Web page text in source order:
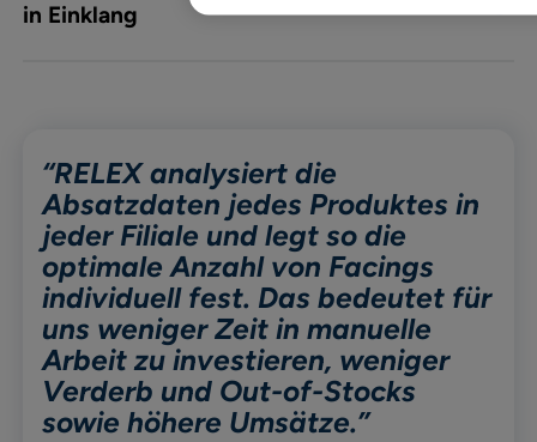
in Einklang
“RELEX analysiert die
Absatzdaten jedes Produktes in
jeder Filiale und legt so die
optimale Anzahl von Facings
individuell fest. Das bedeutet für
uns weniger Zeit in manuelle
Arbeit zu investieren, weniger
Verderb und Out-of-Stocks
sowie höhere Umsätze.”